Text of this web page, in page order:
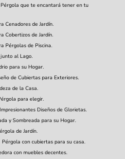
que te encantará tener en tu
Cenadores de Jardín.
Cobertizos de Jardín.
Pérgolas de Piscina.
al Lago.
para su Hogar.
de Cubiertas para Exteriores.
de la Casa.
para elegir.
Diseños de Glorietas.
y Sombreada para su Hogar.
de Jardín.
Pérgola con cubiertas para su casa.
con muebles decentes.